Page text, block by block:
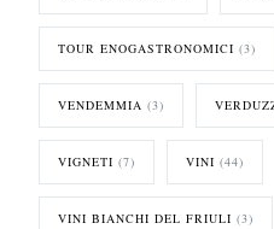
TOUR ENOGASTRONOMICI (3)
VENDEMMIA (3)
VIGNETI (7) VINI (44)
VINI BIANCHI DEL FRIULI (3)